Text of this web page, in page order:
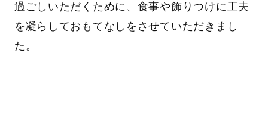
過ごしいただくために、食事や飾りつけに工夫
を凝らしておもてなしをさせていただきまし
た。